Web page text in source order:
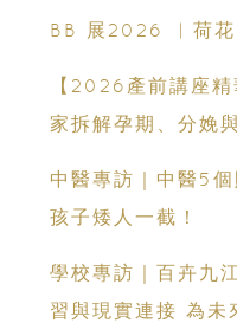
BB 展2026 ︳荷花
【2026產前講座
家拆解孕期、分娩
中醫專訪｜中醫5
孩子矮人一截！
學校專訪｜百卉九
習與現實